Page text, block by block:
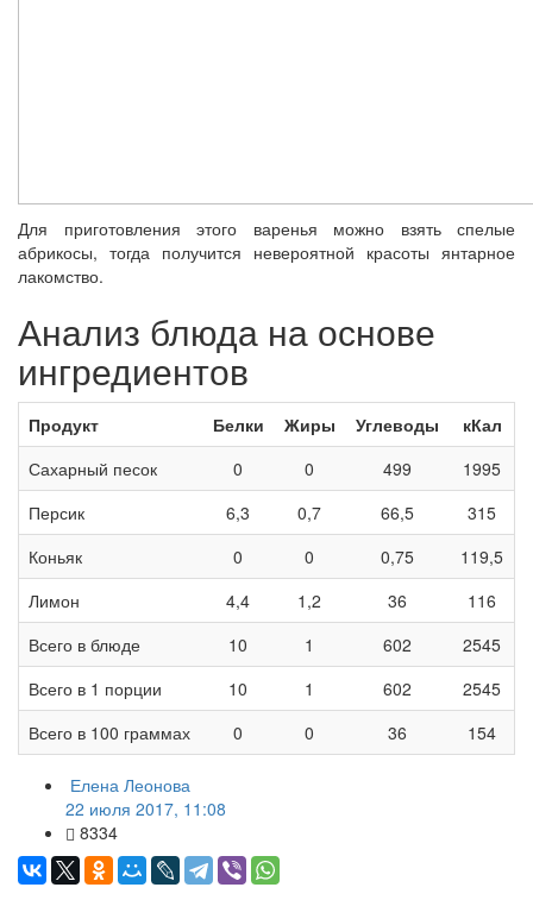
Для приготовления этого варенья можно взять спелые
абрикосы, тогда получится невероятной красоты янтарное
лакомство.
Анализ блюда на основе
ингредиентов
Продукт Белки Жиры Углеводы
кКал
Сахарный песок
0 0 499
1995
Персик
6,3 0,7 66,5
315
Коньяк
0 0 0,75
119,5
Лимон
4,4 1,2 36
116
Всего в блюде
10 1 602
2545
Всего в 1 порции
10 1 602
2545
Всего в 100 граммах
0 0 36 154
Елена Леонова
22 июля 2017, 11:08
8334